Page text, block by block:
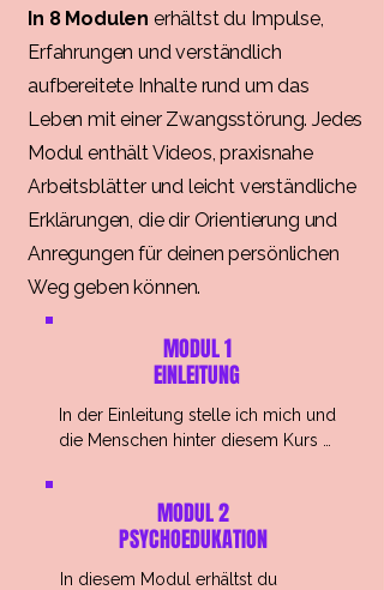
In 8 Modulen erhältst du Impulse,
Erfahrungen und verständlich
aufbereitete Inhalte rund um das
Leben mit einer Zwangsstörung. Jedes
Modul enthält Videos, praxisnahe
Arbeitsblätter und leicht verständliche
Erklärungen, die dir Orientierung und
Anregungen für deinen persönlichen
Weg geben können.
MODUL 1
EINLEITUNG
In der Einleitung stelle ich mich und
die Menschen hinter diesem Kurs
gleich zu Beginn richte ich ein paar
ermutigende Worte an dich: Worte,
MODUL 2
PSYCHOEDUKATION
In diesem Modul erhältst du